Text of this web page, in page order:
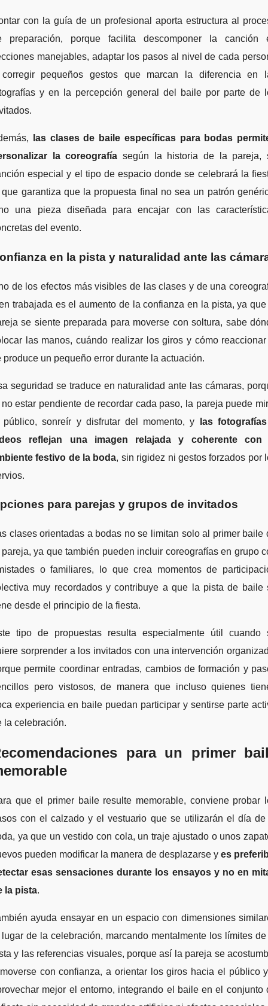
con la guía de un profesional aporta estructura al
preparación, porque facilita descomponer la canción
manejables, adaptar los pasos al nivel de cada
pequeños gestos que marcan la diferencia en
y en la percepción general del baile por parte de
las clases de baile específicas para bodas
la coreografía según la historia de la pareja,
especial y el tipo de espacio donde se celebrará la
garantiza que la propuesta final no sea un patrón
una pieza diseñada para encajar con las
del evento.
en la pista y naturalidad ante las
de los efectos más visibles de las clases y de una
trabajada es el aumento de la confianza en la pista, ya
se siente preparada para moverse con soltura, sabe
las manos, cuándo realizar los giros y cómo
produce un pequeño error durante la actuación.
seguridad se traduce en naturalidad ante las cámaras,
estar pendiente de recordar cada paso, la pareja puede
público, sonreír y disfrutar del momento, y
las
reflejan una imagen relajada y coherente con
festivo de la boda, sin rigidez ni gestos forzados por
para parejas y grupos de invitados
clases orientadas a bodas no se limitan solo al primer baile
ya que también pueden incluir coreografías en grupo
o familiares, lo que crea momentos de
muy recordados y contribuye a que la pista de baile
desde el principio de la fiesta.
tipo de propuestas resulta especialmente útil cuando
sorprender a los invitados con una intervención
permite coordinar entradas, cambios de formación y
pero vistosos, de manera que incluso quienes
experiencia en baile puedan participar y sentirse parte
la celebración.
para un primer
que el primer baile resulte memorable, conviene probar
con el calzado y el vestuario que se utilizarán el día de
ya que un vestido con cola, un traje ajustado o unos
pueden modificar la manera de desplazarse y es
esas sensaciones durante los ensayos y no en
la pista.
ayuda ensayar en un espacio con dimensiones
de la celebración, marcando mentalmente los límites
y las referencias visuales, porque así la pareja se
con confianza, a orientar los giros hacia el público
mejor el entorno, integrando el baile en el conjunto